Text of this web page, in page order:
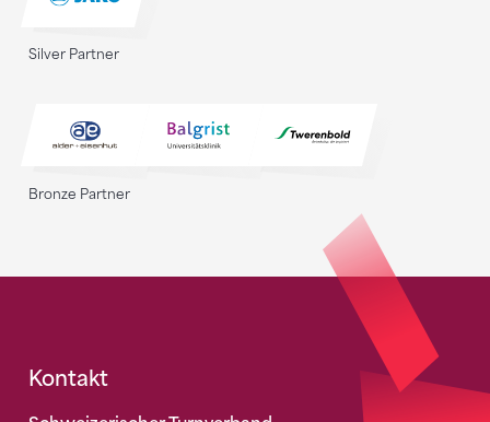
Silver Partner
Bronze Partner
Fusszeile
Kontakt